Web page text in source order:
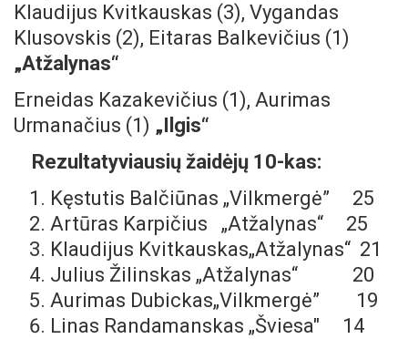
Klaudijus Kvitkauskas (3), Vygandas
Klusovskis (2), Eitaras Balkevičius (1)
„Atžalynas“
Erneidas Kazakevičius (1), Aurimas
Urmanačius (1) „Ilgis“
Rezultatyviausių žaidėjų 10-kas:
Kęstutis Balčiūnas „Vilkmergė” 25
Artūras Karpičius „Atžalynas“ 25
Klaudijus Kvitkauskas„Atžalynas“ 21
Julius Žilinskas „Atžalynas“ 20
Aurimas Dubickas„Vilkmergė” 19
Linas Randamanskas „Šviesa″ 14